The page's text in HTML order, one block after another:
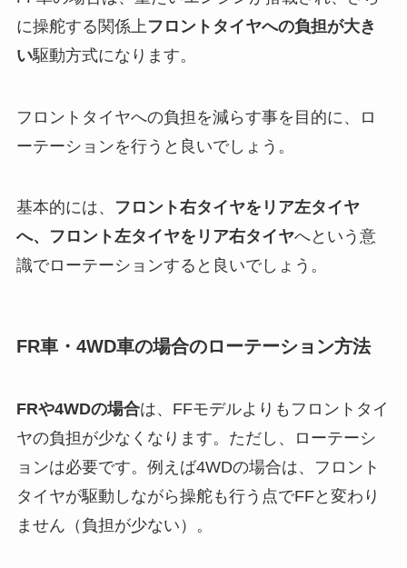
に操舵する関係上 フロントタイヤへの負担が大き
い駆動方式になります。
フロントタイヤへの負担を減らす事を目的に、ロ
ーテーションを行うと良いでしょう。
基本的には、
フロント右タイヤをリア左タイヤ
へ、フロント左タイヤをリア右タイヤへという意
識でローテーションすると良いでしょう。
FR車・4WD車の場合のローテーション方法
FRや4WDの場合は、FFモデルよりもフロントタイ
ヤの負担が少なくなります。ただし、ローテーシ
ョンは必要です。例えば4WDの場合は、フロント
タイヤが駆動しながら操舵も行う点でFFと変わり
ません（負担が少ない）。